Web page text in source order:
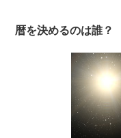
暦を決めるのは誰？